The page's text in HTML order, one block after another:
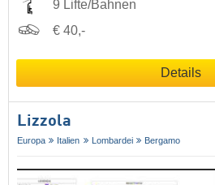
9 Lifte/Bahnen
€ 40,-
Details
Lizzola
Europa Italien Lombardei Bergamo